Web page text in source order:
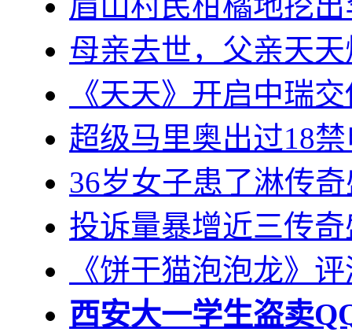
母亲去世，父亲天
《天天》开启中瑞
超级马里奥出过18
36岁女子患了淋传
投诉量暴增近三传
《饼干猫泡泡龙》
西安大一学生盗卖